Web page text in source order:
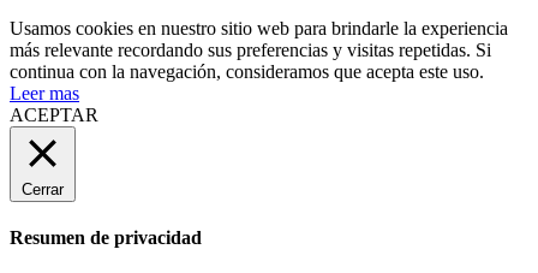
Usamos cookies en nuestro sitio web para brindarle la experiencia
más relevante recordando sus preferencias y visitas repetidas. Si
continua con la navegación, consideramos que acepta este uso.
Leer mas
ACEPTAR
Cerrar
Resumen de privacidad